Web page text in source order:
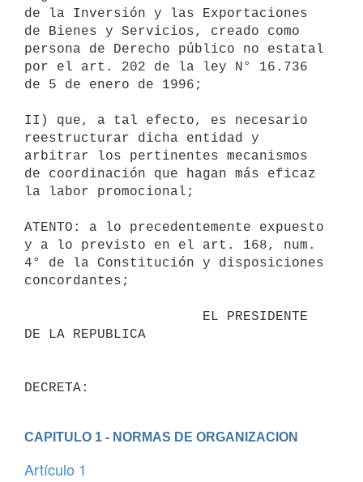
de la Inversión y las Exportaciones
de Bienes y Servicios, creado como
persona de Derecho público no estatal
por el art. 202 de la ley N° 16.736
de 5 de enero de 1996;
II) que, a tal efecto, es necesario
reestructurar dicha entidad y
arbitrar los pertinentes mecanismos
de coordinación que hagan más eficaz
la labor promocional;
ATENTO: a lo precedentemente expuesto
y a lo previsto en el art. 168, num.
4° de la Constitución y disposiciones
concordantes;
DE LA REPUBLICA
CAPITULO 1 - NORMAS DE ORGANIZACION
Artículo 1